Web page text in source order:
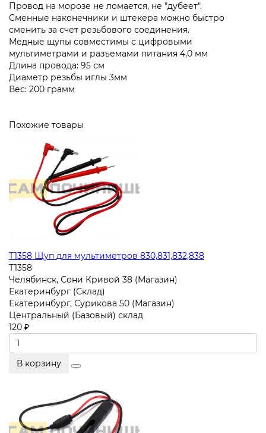
Провод на морозе не ломается, не "дубеет".
Сменные наконечники и штекера можно быстро
сменить за счет резьбового соединения.
Медные щупы совместимы с цифровыми
мультиметрами и разъемами питания 4,0 мм
Длина провода: 95 см
Диаметр резьбы иглы 3мм
Вес: 200 грамм
Похожие товары
T1358 Щуп для мультиметров 830,831,832,838
T1358
Челябинск, Сони Кривой 38 (Магазин)
Екатеринбург (Склад)
Екатеринбург, Сурикова 50 (Магазин)
Центральный (Базовый) склад
120 ₽
В корзину